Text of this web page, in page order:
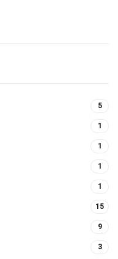
5
1
1
1
1
15
9
3